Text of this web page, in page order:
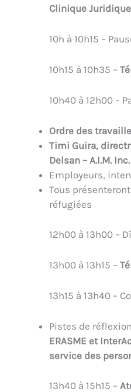
Clinique Juridique
10h à 10h15 –
10h15 à 10h35 –
10h40 à 12h00 –
Ordre des
Timi Guira,
Delsan – A.I.M. Inc.
Employeurs,
Tous
réfugiées
12h00 à 13h00 –
13h00 à 13h15 –
13h15 à 13h40 –
Pistes de
ERASME et
service des
13h40 à 15h15 –